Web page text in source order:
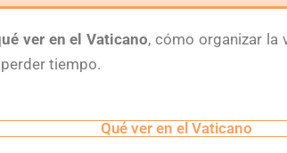
ver en el Vaticano, cómo organizar la
tiempo.
Qué ver en el Vaticano